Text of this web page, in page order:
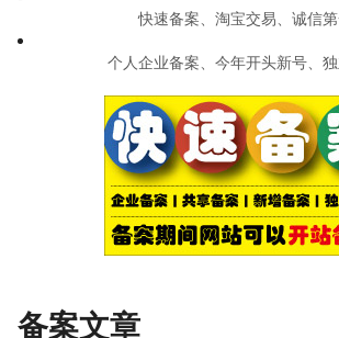
快速备案、淘宝交易、诚信
个人企业备案、今年开头新号、
备案文章